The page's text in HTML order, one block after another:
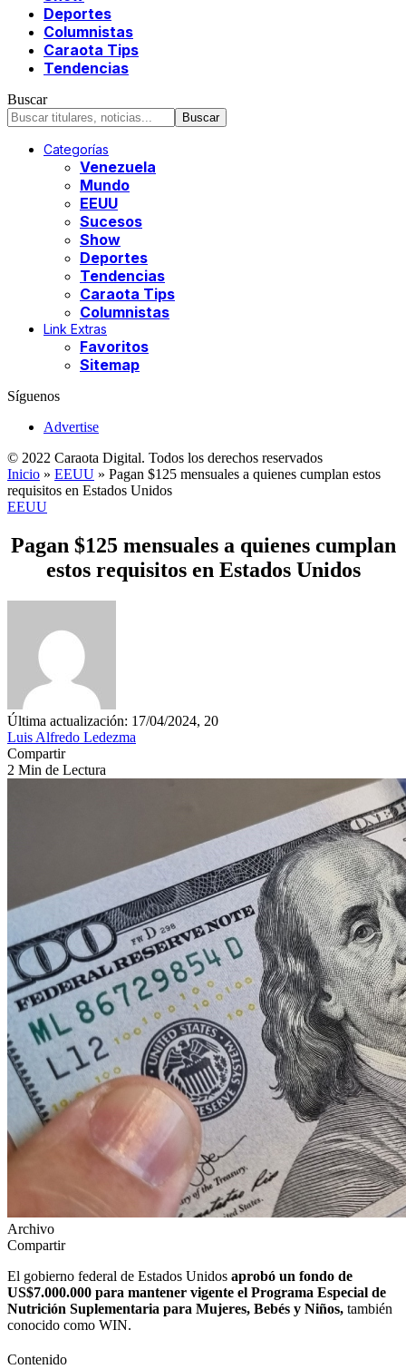
Deportes
Columnistas
Caraota Tips
Tendencias
Buscar
Categorías
Venezuela
Mundo
EEUU
Sucesos
Show
Deportes
Tendencias
Caraota Tips
Columnistas
Link Extras
Favoritos
Sitemap
Síguenos
Advertise
© 2022 Caraota Digital. Todos los derechos reservados
Inicio » EEUU » Pagan $125 mensuales a quienes cumplan estos
requisitos en Estados Unidos
EEUU
Pagan $125 mensuales a quienes cumplan
estos requisitos en Estados Unidos
Última actualización: 17/04/2024, 20
Luis Alfredo Ledezma
Compartir
2 Min de Lectura
Archivo
Compartir
El gobierno federal de Estados Unidos aprobó un fondo de
US$7.000.000 para mantener vigente el Programa Especial de
Nutrición Suplementaria para Mujeres, Bebés y Niños, también
conocido como WIN.
Contenido